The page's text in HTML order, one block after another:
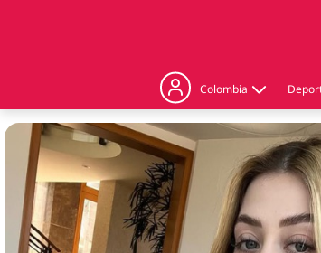
Colombia
Judicial
Politica
Regiones